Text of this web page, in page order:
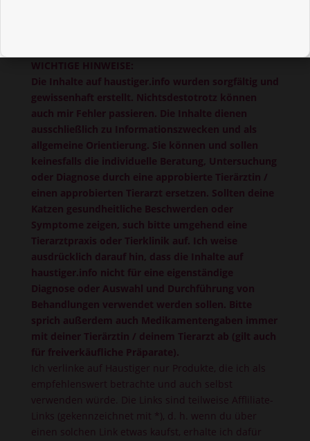
WICHTIGE HINWEISE:
Die Inhalte auf haustiger.info wurden sorgfältig und
gewissenhaft erstellt. Nichtsdestotrotz können
auch mir Fehler passieren. Die Inhalte dienen
ausschließlich zu Informationszwecken und als
allgemeine Orientierung. Sie können und sollen
keinesfalls die individuelle Beratung, Untersuchung
oder Diagnose durch eine approbierte Tierärztin /
einen approbierten Tierarzt ersetzen. Sollten deine
Katzen gesundheitliche Beschwerden oder
Symptome zeigen, such bitte umgehend eine
Tierarztpraxis oder Tierklinik auf. Ich weise
ausdrücklich darauf hin, dass die Inhalte auf
haustiger.info nicht für eine eigenständige
Diagnose oder Auswahl und Durchführung von
Behandlungen verwendet werden sollen. Bitte
sprich außerdem auch Medikamentengaben immer
mit deiner Tierärztin / deinem Tierarzt ab (gilt auch
für freiverkäufliche Präparate).
Ich verlinke auf Haustiger nur Produkte, die ich als
empfehlenswert betrachte und auch selbst
verwenden würde. Die Links sind teilweise Affliliate-
Links (gekennzeichnet mit *), d. h. wenn du über
einen solchen Link etwas kaufst, erhalte ich dafür